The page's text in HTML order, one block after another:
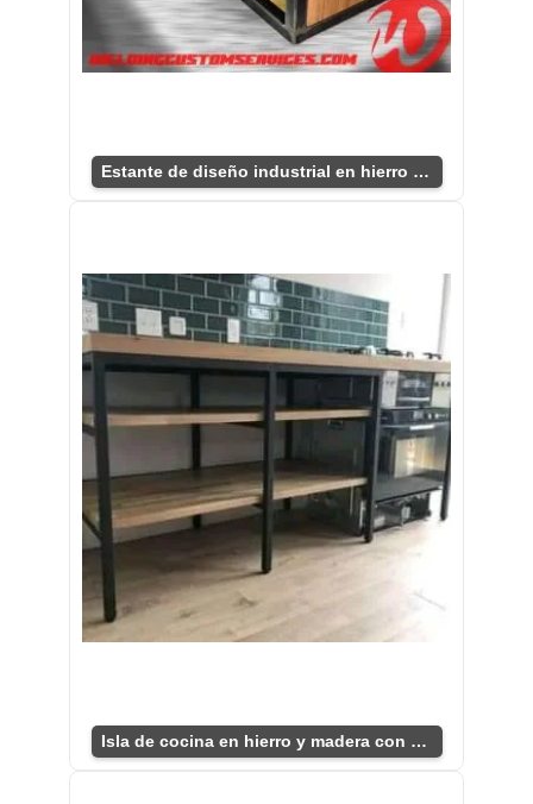
Estante de diseño industrial en hierro y madera
Isla de cocina en hierro y madera con estantes